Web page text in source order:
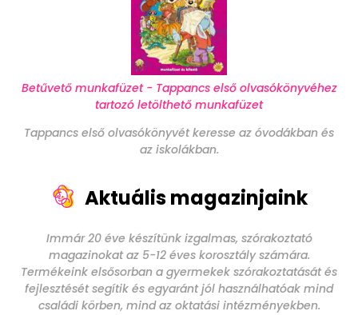
Betűvető munkafüzet - Tappancs első olvasókönyvéhez
tartozó letölthető munkafüzet
Tappancs első olvasókönyvét keresse az óvodákban és
az iskolákban.
Aktuális magazinjaink
Immár 20 éve készítünk izgalmas, szórakoztató
magazinokat az 5-12 éves korosztály számára.
Termékeink elsősorban a gyermekek szórakoztatását és
fejlesztését segítik és egyaránt jól használhatóak mind
családi körben, mind az oktatási intézményekben.